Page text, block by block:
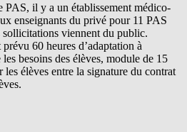
PAS, il y a un établissement médico-
enseignants du privé pour 11 PAS
viennent du public.
60 heures d’adaptation à
besoins des élèves, module de 15
les élèves entre la signature du contrat